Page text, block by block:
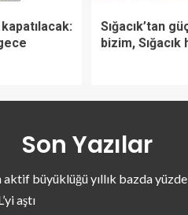
Sığacık’tan
bizim, Sığacık
Son Yazılar
aktif büyüklüğü yıllık bazda
aştı